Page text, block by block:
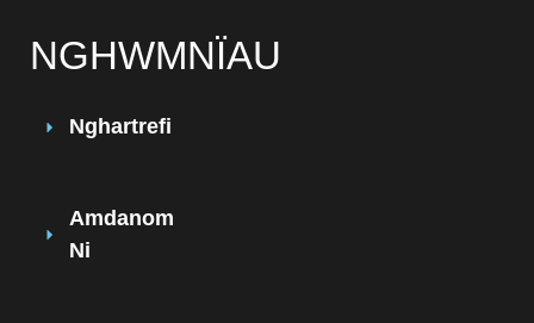
NGHWMNÏAU
Nghartrefi
Amdanom
Ni